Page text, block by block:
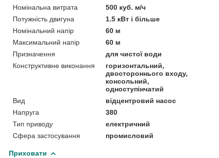
Номінальна витрата
500 куб. м/ч
Потужність двигуна
1.5 кВт і більше
Номінальний напір
60 м
Максимальний напір
60 м
Призначення
для чистої води
Конструктивне виконання
горизонтальний,
двостороннього входу,
консольний,
одноступінчатий
Вид
відцентровий насос
Напруга
380
Тип приводу
електричний
Сфера застосування
промисловий
Приховати